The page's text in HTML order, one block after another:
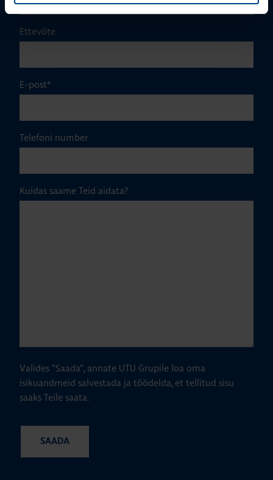
Ettevõte
E-post*
Telefoni number
Kuidas saame Teid aidata?
Valides "Saada", annate UTU Grupile loa oma
isikuandmeid salvestada ja töödelda, et tellitud sisu
saaks Teile saata.